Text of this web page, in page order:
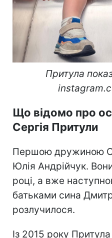
Притула
Що відомо про
Сергія Притули
Першою дружиною
Юлія Андрійчук.
році, а вже
батьками сина
розлучилося.
Із 2015 року